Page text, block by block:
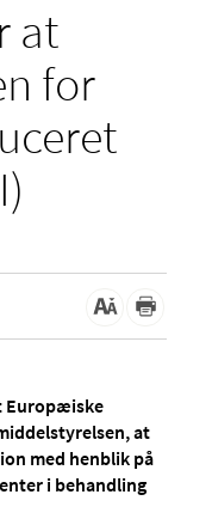
at
for
Europæiske
at
med henblik på
i behandling